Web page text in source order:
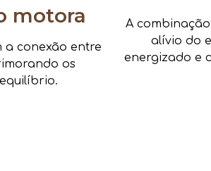
motora
a conexão entre
os
A
alívio do
energizado e